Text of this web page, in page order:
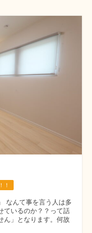
！
なんて事を言う人は多
ているのか？？って話
ん」となります。何故